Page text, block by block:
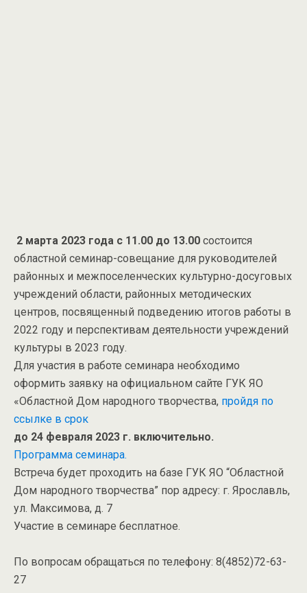
2 марта 2023 года с 11.00 до 13.00 состоится
областной семинар-совещание для руководителей
районных и межпоселенческих культурно-досуговых
учреждений области, районных методических
центров, посвященный подведению итогов работы в
2022 году и перспективам деятельности учреждений
культуры в 2023 году.
Для участия в работе семинара необходимо
оформить заявку на официальном сайте ГУК ЯО
«Областной Дом народного творчества, пройдя по
ссылке в срок
до 24 февраля 2023 г. включительно.
Программа семинара.
Встреча будет проходить на базе ГУК ЯО “Областной
Дом народного творчества” пор адресу: г. Ярославль,
ул. Максимова, д. 7
Участие в семинаре бесплатное.
По вопросам обращаться по телефону: 8(4852)72-63-
27